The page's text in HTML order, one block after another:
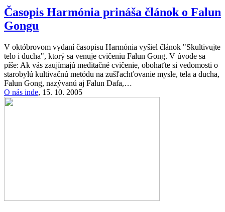
Časopis Harmónia prináša článok o Falun
Gongu
V októbrovom vydaní časopisu Harmónia vyšiel článok "Skultivujte
telo i ducha", ktorý sa venuje cvičeniu Falun Gong. V úvode sa
píše: Ak vás zaujímajú meditačné cvičenie, obohaťte si vedomosti o
starobylú kultivačnú metódu na zušľachťovanie mysle, tela a ducha,
Falun Gong, nazývanú aj Falun Dafa,…
O nás inde, 15. 10. 2005